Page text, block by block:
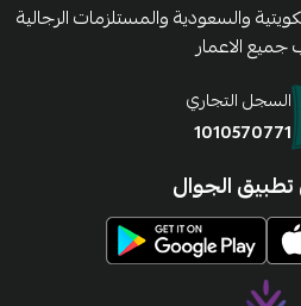
والسعودية والمستلزمات الرجالية
جميع الاعمار
السجل التجاري
1010570771
الجوال